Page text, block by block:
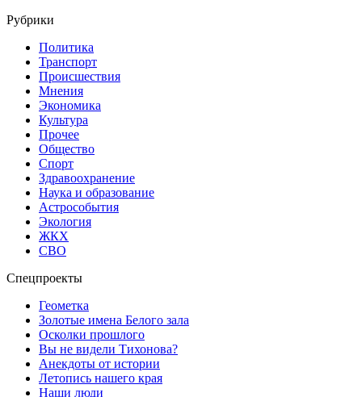
Рубрики
Политика
Транспорт
Происшествия
Мнения
Экономика
Культура
Прочее
Общество
Спорт
Здравоохранение
Наука и образование
Астрособытия
Экология
ЖКХ
СВО
Спецпроекты
Геометка
Золотые имена Белого зала
Осколки прошлого
Вы не видели Тихонова?
Анекдоты от истории
Летопись нашего края
Наши люди